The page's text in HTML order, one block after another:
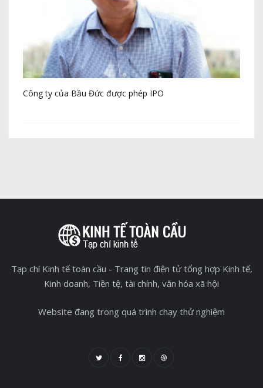
Công ty của Bầu Đức được phép IPO
Tạp chí Kinh tế toàn cầu - Trang tin điện tử tổng hợp Kinh tế,
Kinh doanh, Tiền tệ, tài chính, văn hóa xã hội
Website đang trong quá trình chạy thử nghiệm